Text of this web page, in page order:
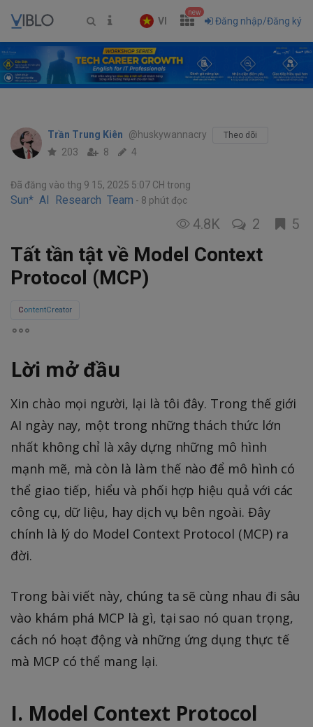
VI
new
Đăng nhập/Đăng ký
Trần Trung Kiên @huskywannacry Theo dõi
203 8 4
Đã đăng vào thg 9 15, 2025 5:07 CH trong
Sun* AI Research Team 8 phút đọc
4.8K 2 5
Tất tần tật về Model Context
Protocol (MCP)
ContentCreator
Lời mở đầu
Xin chào mọi người, lại là tôi đây. Trong thế giới
AI ngày nay, một trong những thách thức lớn
nhất không chỉ là xây dựng những mô hình
mạnh mẽ, mà còn là làm thế nào để mô hình có
thể giao tiếp, hiểu và phối hợp hiệu quả với các
công cụ, dữ liệu, hay dịch vụ bên ngoài. Đây
chính là lý do Model Context Protocol (MCP) ra
đời.
Trong bài viết này, chúng ta sẽ cùng nhau đi sâu
vào khám phá MCP là gì, tại sao nó quan trọng,
cách nó hoạt động và những ứng dụng thực tế
mà MCP có thể mang lại.
I. Model Context Protocol